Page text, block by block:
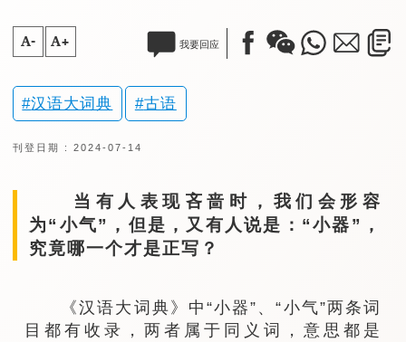
A- A+ 我要回应
汉语大词典 古语
刊登日期 : 2024-07-14
当有人表现吝啬时，我们会形容
为“小气”，但是，又有人说是：“小器”，
究竟哪一个才是正写？
《汉语大词典》中“小器”、“小气”两条词
目都有收录，两者属于同义词，意思都是